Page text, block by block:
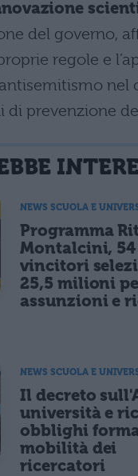
del governo,
regole e
di prevenzione
NEWS SCUOLA E
Programma
Montalcini, 54
vincitori
25,5 milioni
assunzioni e
NEWS SCUOLA E
Il decreto
università e
obblighi
mobilità dei
ricercatori